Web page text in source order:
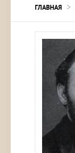
ГЛАВНАЯ >